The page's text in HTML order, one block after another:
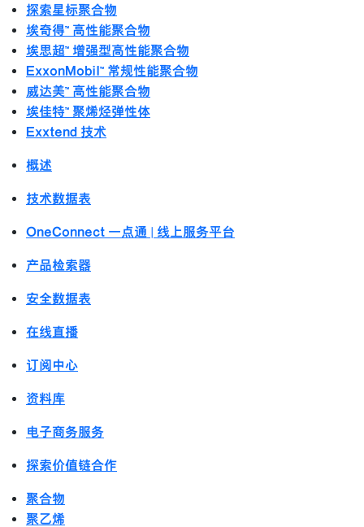
探索星标聚合物
埃奇得™ 高性能聚合物
埃思超™ 增强型高性能聚合物
ExxonMobil™ 常规性能聚合物
威达美™ 高性能聚合物
埃佳特™ 聚烯烃弹性体
Exxtend 技术
概述
技术数据表
OneConnect 一点通 | 线上服务平台
产品检索器
安全数据表
在线直播
订阅中心
资料库
电子商务服务
探索价值链合作
聚合物
聚乙烯